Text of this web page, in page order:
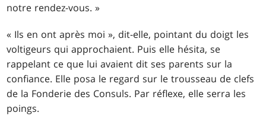
notre rendez-vous. »
« Ils en ont après moi », dit-elle, pointant du doigt les
voltigeurs qui approchaient. Puis elle hésita, se
rappelant ce que lui avaient dit ses parents sur la
confiance. Elle posa le regard sur le trousseau de clefs
de la Fonderie des Consuls. Par réflexe, elle serra les
poings.